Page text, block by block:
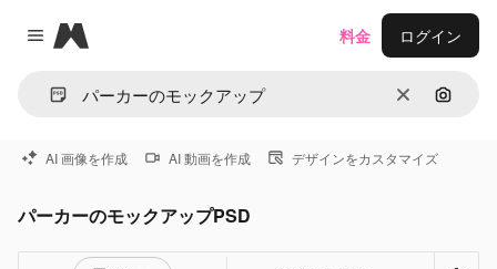
Close menu
Magnific
消去 画像で
料金 ログイン
AI 画像を作成 AI 動画を作成 デザインをカスタマイズ
パーカーのモックアップPSD